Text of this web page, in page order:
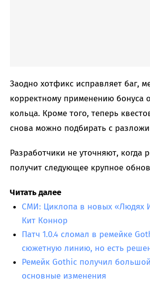
Заодно хотфикс исправляет баг,
корректному применению бонуса
кольца. Кроме того, теперь
снова можно подбирать с
Разработчики не уточняют, когда
получит следующее крупное
Читать далее
СМИ: Циклопа в новых «Людях
Кит Коннор
Патч 1.0.4 сломал в ремейке
сюжетную линию, но есть
Ремейк Gothic получил большой
основные изменения